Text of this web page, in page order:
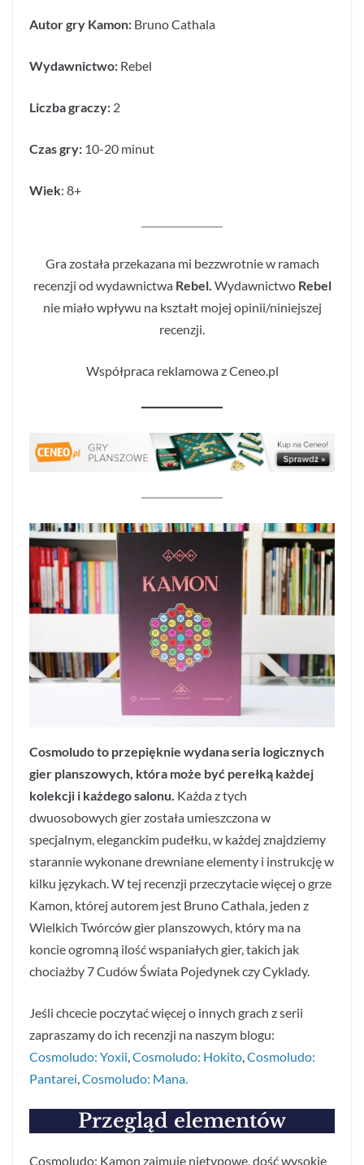
Autor gry Kamon: Bruno Cathala
Wydawnictwo: Rebel
Liczba graczy: 2
Czas gry: 10-20 minut
Wiek: 8+
Gra została przekazana mi bezzwrotnie w ramach
recenzji od wydawnictwa Rebel. Wydawnictwo Rebel
nie miało wpływu na kształt mojej opinii/niniejszej
recenzji.
Współpraca reklamowa z Ceneo.pl
Cosmoludo to przepięknie wydana seria logicznych
gier planszowych, która może być perełką każdej
kolekcji i każdego salonu. Każda z tych
dwuosobowych gier została umieszczona w
specjalnym, eleganckim pudełku, w każdej znajdziemy
starannie wykonane drewniane elementy i instrukcję w
kilku językach. W tej recenzji przeczytacie więcej o grze
Kamon, której autorem jest Bruno Cathala, jeden z
Wielkich Twórców gier planszowych, który ma na
koncie ogromną ilość wspaniałych gier, takich jak
chociażby 7 Cudów Świata Pojedynek czy Cyklady.
Jeśli chcecie poczytać więcej o innych grach z serii
zapraszamy do ich recenzji na naszym blogu:
Cosmoludo: Yoxii Cosmoludo: Hokito Cosmoludo:
Pantarei Cosmoludo: Mana.
Przegląd elementów
Cosmoludo: Kamon zajmuje nietypowe, dość wysokie